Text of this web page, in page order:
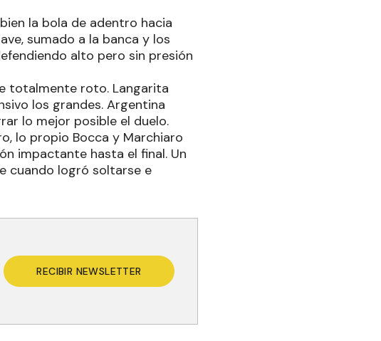
la bola de adentro hacia
sumado a la banca y los
alto pero sin presión
totalmente roto. Langarita
los grandes. Argentina
lo mejor posible el duelo.
lo propio Bocca y Marchiaro
impactante hasta el final. Un
cuando logró soltarse e
RECIBIR NEWSLETTER